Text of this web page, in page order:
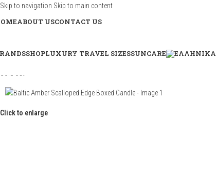
Skip to navigation Skip to main content
ABOUT USCONTACT US
SHOPLUXURY TRAVEL SIZESSUNCARE
Click to enlarge